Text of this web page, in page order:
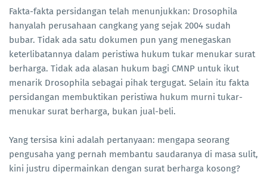
Fakta-fakta persidangan telah menunjukkan: Drosophila
hanyalah perusahaan cangkang yang sejak 2004 sudah
bubar. Tidak ada satu dokumen pun yang menegaskan
keterlibatannya dalam peristiwa hukum tukar menukar surat
berharga. Tidak ada alasan hukum bagi CMNP untuk ikut
menarik Drosophila sebagai pihak tergugat. Selain itu fakta
persidangan membuktikan peristiwa hukum murni tukar-
menukar surat berharga, bukan jual-beli.
Yang tersisa kini adalah pertanyaan: mengapa seorang
pengusaha yang pernah membantu saudaranya di masa sulit,
kini justru dipermainkan dengan surat berharga kosong?